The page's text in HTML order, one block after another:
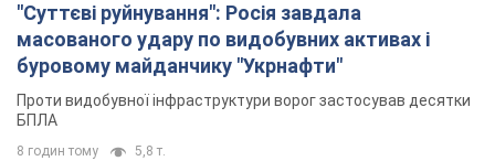
"Суттєві руйнування": Росія завдала
масованого удару по видобувних активах і
буровому майданчику "Укрнафти"
Проти видобувної інфраструктури ворог застосував десятки
БПЛА
8 годин тому 5,8 т.